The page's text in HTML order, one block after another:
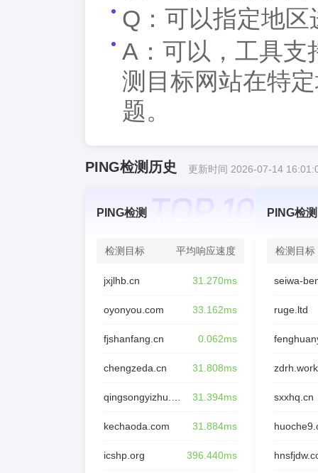
Q：可以指定地
A：可以，工具支
测目标网站在特
题。
PING检测历史 更新时间 2026-07-14
PING检测
检测目标 平均响应速度
jxjlhb.cn 31.270ms
oyonyou.com 33.162ms
fjshanfang.cn 0.062ms
chengzeda.cn 31.808ms
31.394ms
kechaoda.com 31.884ms
icshp.org 396.440ms
PING检测
检测目标
ruge.ltd
zdrh.work
sxxhq.cn